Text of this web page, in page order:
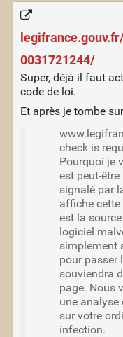
0031721244/
Super, déjà il faut
code de loi.
Et après je tombe
check is
Pourquoi je
est peut-
signalé par
affiche
est la
logiciel
simplement
pour passer
souviendra
page. Nous
une
sur votre
infection.